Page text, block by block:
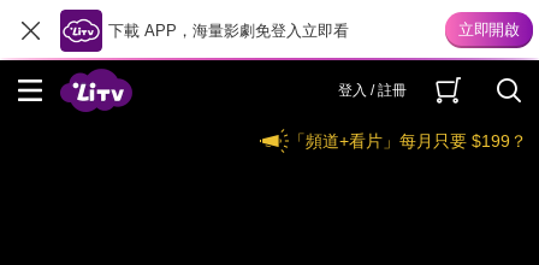
下載 APP，海量影劇免登入立即看
登入 / 註冊
「頻道+看片」每月只要 $199？